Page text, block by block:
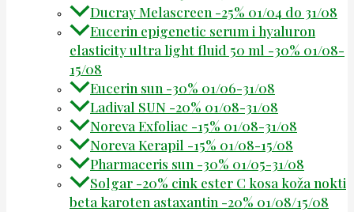
Ducray Melascreen -25% 01/04 do 31/08
Eucerin epigenetic serum i hyaluron
elasticity ultra light fluid 50 ml -30% 01/08-
15/08
Eucerin sun -30% 01/06-31/08
Ladival SUN -20% 01/08-31/08
Noreva Exfoliac -15% 01/08-31/08
Noreva Kerapil -15% 01/08-15/08
Pharmaceris sun -30% 01/05-31/08
Solgar -20% cink ester C kosa koža nokti
beta karoten astaxantin -20% 01/08/15/08